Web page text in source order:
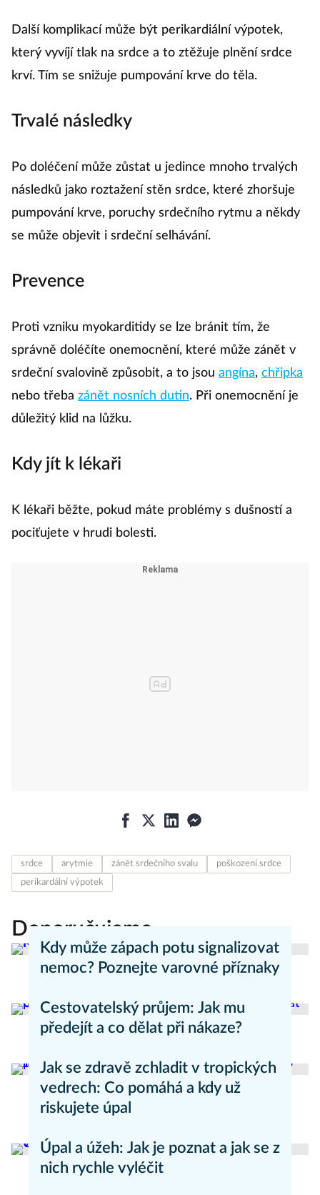
Další komplikací může být perikardiální výpotek,
který vyvíjí tlak na srdce a to ztěžuje plnění srdce
krví. Tím se snižuje pumpování krve do těla.
Trvalé následky
Po doléčení může zůstat u jedince mnoho trvalých
následků jako roztažení stěn srdce, které zhoršuje
pumpování krve, poruchy srdečního rytmu a někdy
se může objevit i srdeční selhávání.
Prevence
Proti vzniku myokarditidy se lze bránit tím, že
správně doléčíte onemocnění, které může zánět v
srdeční svalovině způsobit, a to jsou angína, chřipka
nebo třeba zánět nosních dutin. Při onemocnění je
důležitý klid na lůžku.
Kdy jít k lékaři
K lékaři běžte, pokud máte problémy s dušností a
pociťujete v hrudi bolesti.
srdce arytmie zánět srdečního svalu
poškození srdce
perikardální výpotek
Doporučujeme
Kdy může zápach potu signalizovat
nemoc? Poznejte varovné příznaky
Cestovatelský průjem: Jak mu
předejít a co dělat při nákaze?
Jak se zdravě zchladit v tropických
vedrech: Co pomáhá a kdy už
riskujete úpal
Pavla Skurovcová
Úpal a úžeh: Jak je poznat a jak se z
nich rychle vyléčit